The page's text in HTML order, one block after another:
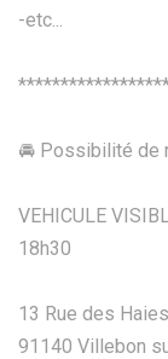
-etc...
🚘 Possibilité de
VEHICULE
18h30
13 Rue des Haies
91140 Villebon